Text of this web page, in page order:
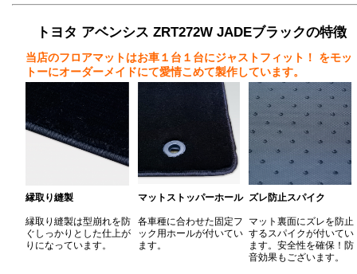
トヨタ アベンシス ZRT272W JADEブラックの特徴
当店のフロアマットはお車１台１台にジャストフィット！
をモッ
トーにオーダーメイドにて愛情こめて製作しています。
縁取り縫製
縁取り縫製は型崩れを防
ぐしっかりとした仕上が
りになっています。
マットストッパーホール
各車種に合わせた固定フ
ック用ホールが付いてい
ます。
ズレ防止スパイク
マット裏面にズレを防止
するスパイクが付いてい
ます。安全性を確保！防
音効果もございます。